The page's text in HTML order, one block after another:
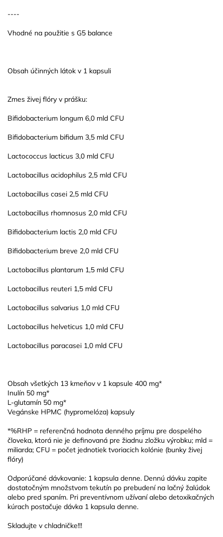
----
Vhodné na použitie s G5 balance
Obsah účinných látok v 1 kapsuli
Zmes živej flóry v prášku:
Bifidobacterium longum 6,0 mld CFU
Bifidobacterium bifidum 3,5 mld CFU
Lactococcus lacticus 3,0 mld CFU
Lactobacillus acidophilus 2,5 mld CFU
Lactobacillus casei 2,5 mld CFU
Lactobacillus rhomnosus 2,0 mld CFU
Bifidobacterium lactis 2,0 mld CFU
Bifidobacterium breve 2,0 mld CFU
Lactobacillus plantarum 1,5 mld CFU
Lactobacillus reuteri 1,5 mld CFU
Lactobacillus salvarius 1,0 mld CFU
Lactobacillus helveticus 1,0 mld CFU
Lactobacillus paracasei 1,0 mld CFU
Obsah všetkých 13 kmeňov v 1 kapsule 400 mg*
Inulín 50 mg*
L-glutamín 50 mg*
Vegánske HPMC (hypromelóza) kapsuly
*%RHP = referenčná hodnota denného príjmu pre dospelého
človeka, ktorá nie je definovaná pre žiadnu zložku výrobku; mld =
miliarda; CFU = počet jednotiek tvoriacich kolónie (bunky živej
flóry)
Odporúčané dávkovanie: 1 kapsula denne. Dennú dávku zapite
dostatočným množstvom tekutín po prebudení na lačný žalúdok
alebo pred spaním. Pri preventívnom užívaní alebo detoxikačných
kúrach postačuje dávka 1 kapsula denne.
Skladujte v chladničke!!!